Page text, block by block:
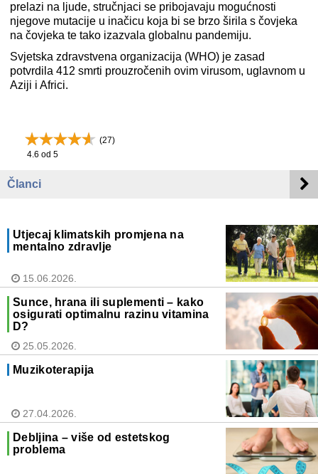
prelazi na ljude, stručnjaci se pribojavaju mogućnosti
njegove mutacije u inačicu koja bi se brzo širila s čovjeka
na čovjeka te tako izazvala globalnu pandemiju.
Svjetska zdravstvena organizacija (WHO) je zasad
potvrdila 412 smrti prouzročenih ovim virusom, uglavnom u
Aziji i Africi.
(27)
4.6 od 5
Članci
Utjecaj klimatskih promjena na
mentalno zdravlje
15.06.2026.
Sunce, hrana ili suplementi – kako
osigurati optimalnu razinu vitamina
D?
25.05.2026.
Muzikoterapija
27.04.2026.
Debljina – više od estetskog
problema